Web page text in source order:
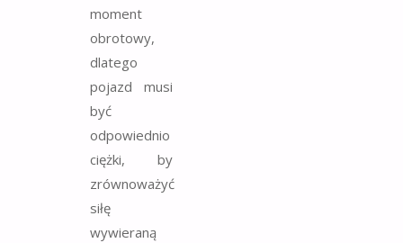
moment
obrotowy,
dlatego
pojazd musi
być
odpowiednio
ciężki, by
zrównoważyć
siłę
wywieraną